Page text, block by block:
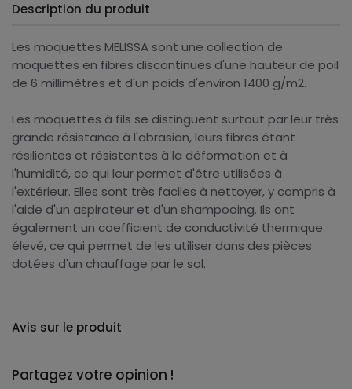
Description du produit
Les moquettes MELISSA sont une collection de
moquettes en fibres discontinues d'une hauteur de poil
de 6 millimètres et d'un poids d'environ 1400 g/m2.
Les moquettes à fils se distinguent surtout par leur très
grande résistance à l'abrasion, leurs fibres étant
résilientes et résistantes à la déformation et à
l'humidité, ce qui leur permet d'être utilisées à
l'extérieur. Elles sont très faciles à nettoyer, y compris à
l'aide d'un aspirateur et d'un shampooing. Ils ont
également un coefficient de conductivité thermique
élevé, ce qui permet de les utiliser dans des pièces
dotées d'un chauffage par le sol.
Avis sur le produit
Partagez votre opinion !